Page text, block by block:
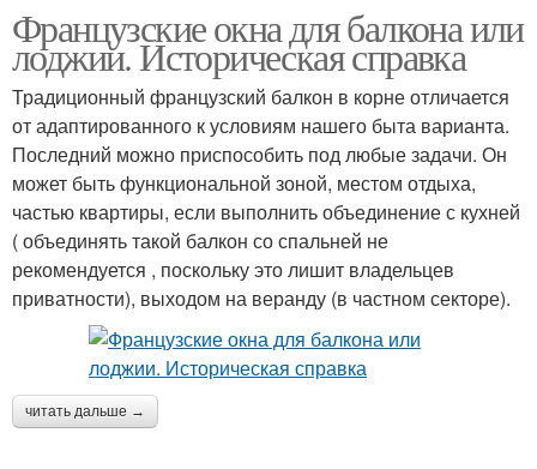
Французские окна для балкона или
лоджии. Историческая справка
Традиционный французский балкон в корне отличается
от адаптированного к условиям нашего быта варианта.
Последний можно приспособить под любые задачи. Он
может быть функциональной зоной, местом отдыха,
частью квартиры, если выполнить объединение с кухней
( объединять такой балкон со спальней не
рекомендуется , поскольку это лишит владельцев
приватности), выходом на веранду (в частном секторе).
читать дальше →